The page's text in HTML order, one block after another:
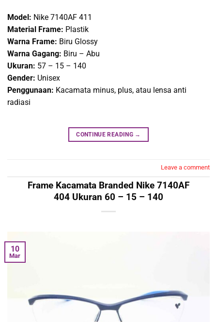
Model: Nike 7140AF 411
Material Frame: Plastik
Warna Frame: Biru Glossy
Warna Gagang: Biru – Abu
Ukuran: 57 – 15 – 140
Gender: Unisex
Penggunaan: Kacamata minus, plus, atau lensa anti
radiasi
CONTINUE READING →
Leave a comment
Frame Kacamata Branded Nike 7140AF
404 Ukuran 60 – 15 – 140
10
Mar